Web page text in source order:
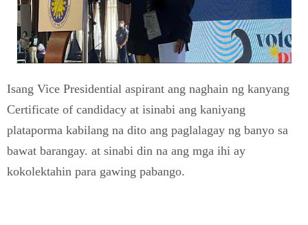
Isang Vice Presidential aspirant ang naghain ng kanyang
Certificate of candidacy at isinabi ang kaniyang
plataporma kabilang na dito ang paglalagay ng banyo sa
bawat barangay. at sinabi din na ang mga ihi ay
kokolektahin para gawing pabango.